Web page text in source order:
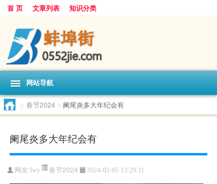
首 页 文章列表 知识分类
网站导航
> 春节2024 > 阑尾炎多大年纪会有
阑尾炎多大年纪会有
网友:lwy 春节2024 2024-02-05 13:29:11